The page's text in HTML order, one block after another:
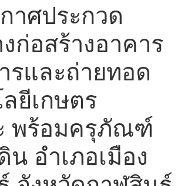
าศประกวด
ก่อสร้างอาคาร
รและถ่ายทอด
ยีเกษตร
พร้อมครุภัณฑ์
อำเภอเมือง